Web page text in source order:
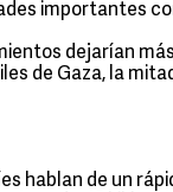
importantes
dejarían
de Gaza, la
hablan de un